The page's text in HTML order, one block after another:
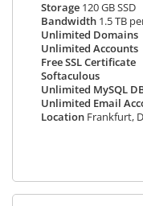
Storage 120 GB SSD
Bandwidth 1.5 TB
Unlimited Domains
Unlimited Accounts
Free SSL Certificate
Softaculous
Unlimited MySQL
Unlimited Email
Location Frankfurt,